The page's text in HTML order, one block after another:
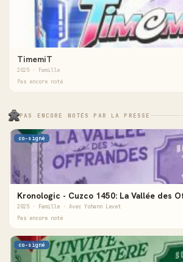
TimemiT
2025 · Famille
Pas encore noté
PAS ENCORE NOTÉS PAR LA PRESSE
co-signé
Kronologic - Cuzco 1450: La Vallée des
2025 · Famille · Avec Yohann Levet
Pas encore noté
co-signé